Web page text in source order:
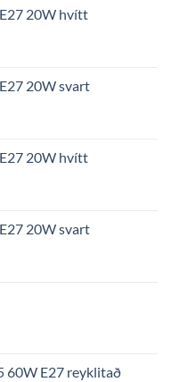
kr..
20W hvítt
kr..20W svart
kr..20W hvítt
kr..20W svart
kr..
60W E27 reyklitað